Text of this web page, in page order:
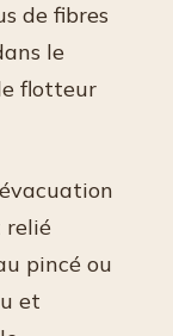
de fibres
le
flotteur
relié
pincé ou
et